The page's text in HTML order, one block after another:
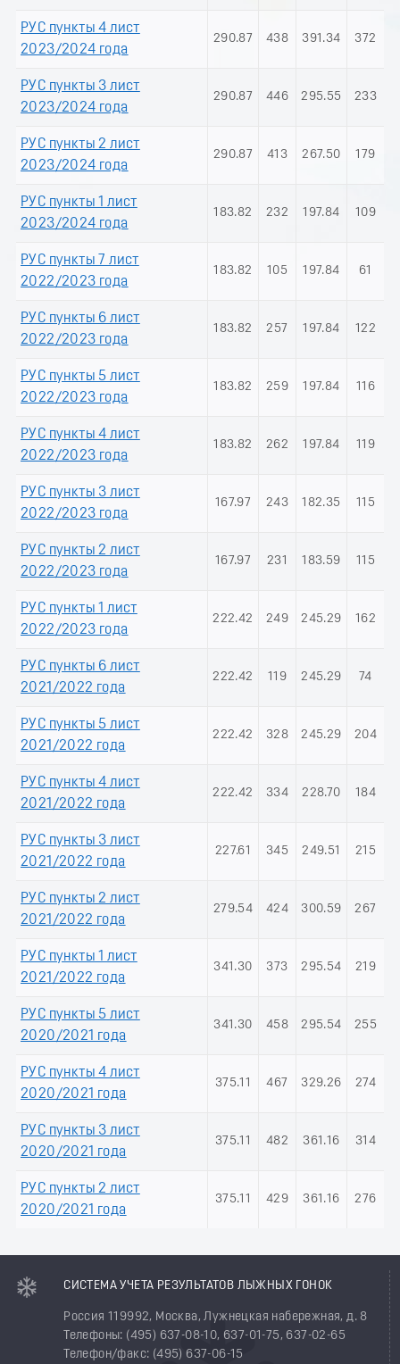
РУС пункты 4 лист
2023/2024 года
290.87 438 391.34 372
РУС пункты 3 лист
2023/2024 года
290.87 446 295.55 233
РУС пункты 2 лист
2023/2024 года
290.87 413 267.50 179
РУС пункты 1 лист
2023/2024 года
183.82 232 197.84 109
РУС пункты 7 лист
2022/2023 года
183.82 105 197.84 61
РУС пункты 6 лист
2022/2023 года
183.82 257 197.84 122
РУС пункты 5 лист
2022/2023 года
183.82 259 197.84 116
РУС пункты 4 лист
2022/2023 года
183.82 262 197.84 119
РУС пункты 3 лист
2022/2023 года
167.97 243 182.35 115
РУС пункты 2 лист
2022/2023 года
167.97 231 183.59 115
РУС пункты 1 лист
2022/2023 года
222.42 249 245.29 162
РУС пункты 6 лист
2021/2022 года
222.42 119 245.29 74
РУС пункты 5 лист
2021/2022 года
222.42 328 245.29 204
РУС пункты 4 лист
2021/2022 года
222.42 334 228.70 184
РУС пункты 3 лист
2021/2022 года
227.61 345 249.51 215
РУС пункты 2 лист
2021/2022 года
279.54 424 300.59 267
РУС пункты 1 лист
2021/2022 года
341.30 373 295.54 219
РУС пункты 5 лист
2020/2021 года
341.30 458 295.54 255
РУС пункты 4 лист
2020/2021 года
375.11 467 329.26 274
РУС пункты 3 лист
2020/2021 года
375.11 482 361.16 314
РУС пункты 2 лист
2020/2021 года
375.11 429 361.16 276
СИСТЕМА УЧЕТА РЕЗУЛЬТАТОВ ЛЫЖНЫХ ГОНОК
Россия 119992, Москва, Лужнецкая набережная, д. 8
Телефоны: (495) 637-08-10, 637-01-75, 637-02-65
Телефон/факс: (495) 637-06-15